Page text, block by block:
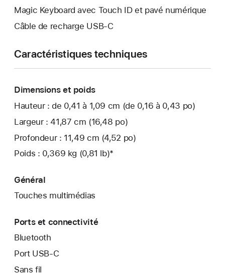
Magic Keyboard avec Touch ID et pavé numérique
Câble de recharge USB-C
Caractéristiques techniques
Dimensions et poids
Hauteur : de 0,41 à 1,09 cm (de 0,16 à 0,43 po)
Largeur : 41,87 cm (16,48 po)
Profondeur : 11,49 cm (4,52 po)
Poids : 0,369 kg (0,81 lb)*
Général
Touches multimédias
Ports et connectivité
Bluetooth
Port USB‑C
Sans fil